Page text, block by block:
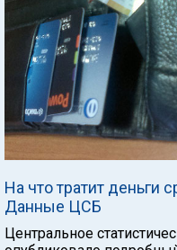
На что тратит деньги
Данные ЦСБ
Центральное